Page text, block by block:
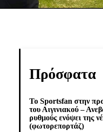
Πρόσφατα
Το Sportsfan στην
του Αιγινιακού –
ρυθμούς ενόψει της
(φωτορεπορτάζ)